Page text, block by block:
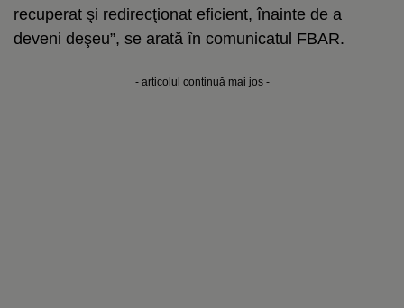
recuperat şi redirecţionat eficient, înainte de a
deveni deşeu”, se arată în comunicatul FBAR.
- articolul continuă mai jos -